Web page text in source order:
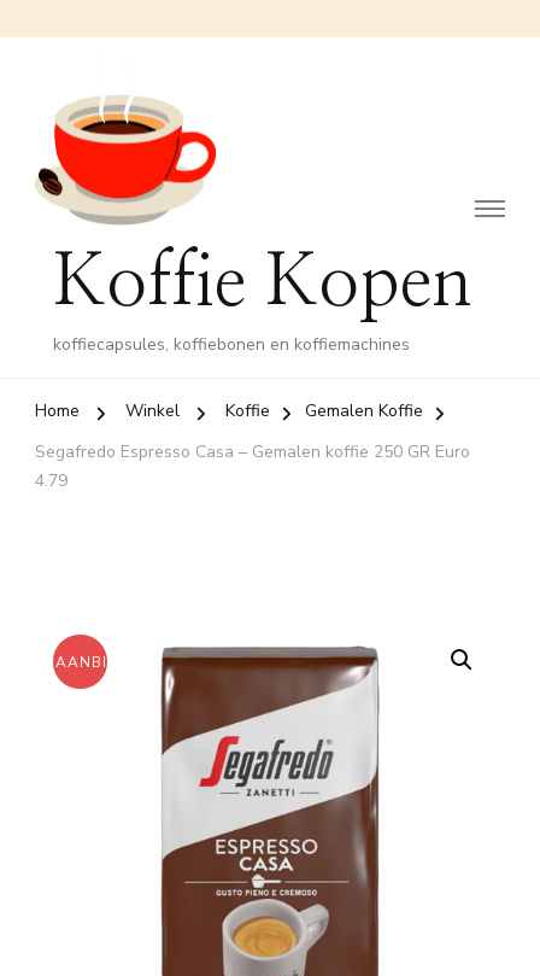
Koffie Kopen
koffiecapsules, koffiebonen en koffiemachines
Home Winkel Koffie
Gemalen Koffie
Segafredo Espresso Casa – Gemalen koffie 250 GR Euro
4.79
AANBIEDING!